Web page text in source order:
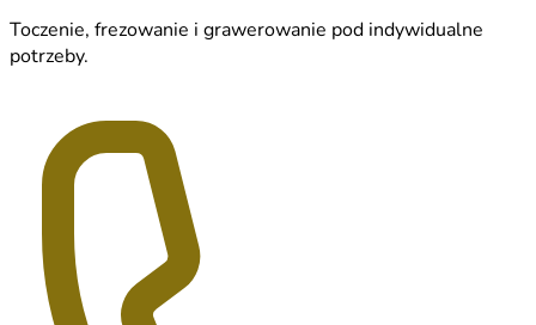
Toczenie, frezowanie i grawerowanie pod indywidualne
potrzeby.